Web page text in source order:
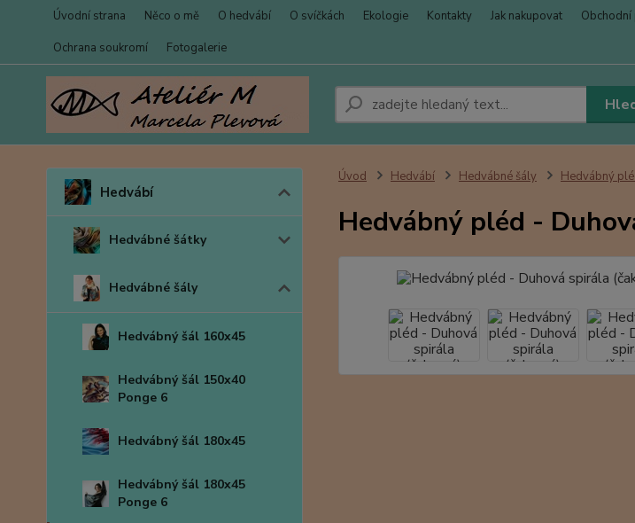
Úvodní strana Něco o mě O hedvábí O svíčkách Ekologie Kontakty Jak nakupovat
Ochrana soukromí
Fotogalerie
Hedvábí
Hedvábné šátky
Hedvábné šály
Hedvábný šál 160x45
Hedvábný šál 150x40
Ponge 6
Hedvábný šál 180x45
Hedvábný šál 180x45
Ponge 6
Úvod Hedvábí Hedvábné šály Hedvábný
Hedvábný pléd -